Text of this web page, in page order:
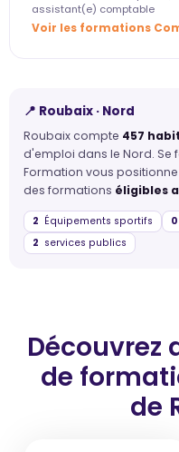
assistant(e) comptable
Voir les formations
📍 Roubaix · Nord
Roubaix compte 457
d'emploi dans le Nord. Se
Formation vous
des formations éligibles
2 Équipements sportifs 0
2 services publics
Découvrez
de
de